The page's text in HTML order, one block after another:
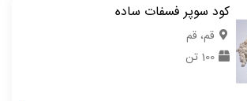
کود سوپر فسفات ساده
قم، قم
100 تن